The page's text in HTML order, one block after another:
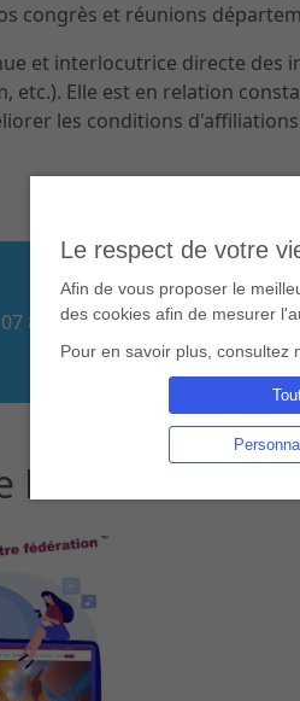
congrès et réunions
et interlocutrice directe des
etc.). Elle est en relation
les conditions
07 80 00 58 66
AURA
Le respect de votre
Afin de vous proposer le
des cookies afin de mesurer
Pour en savoir plus, consultez